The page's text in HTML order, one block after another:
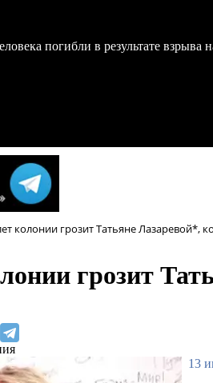
погибли в результате
колонии грозит Татьяне Лазаревой*,
грозит
13